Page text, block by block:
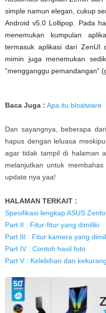
simple namun elegan, cukup
Android v5.0 Lollipop. Pada
menemukan kumpulan
termasuk aplikasi dari ZenUI
mimin juga menemukan
“mengganggu pemandangan”
Baca Juga : Apa itu bloatware
Dan sayangnya, beberapa
hapus dengan leluasa
agar tidak tampil di halaman
melanjutkan untuk
update nya yaa!
HALAMAN TERKAIT :
Spesifikasi lengkap ASUS
Part II : Fitur-fitur yang dimiliki
Part III : Fitur kamera yang
Part IV : Contoh hasil foto
Part V : Kelebihan dan